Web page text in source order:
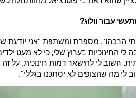
עבור וולוג?
הרבה!", מספרת ומשתפת "אני
לי החינוכיות בערוץ שלי, כי לא מעט
חשוב לי להישאר דמות חינוכית, על זה
לי מה שהצופים לא יסתכנו בגללי".